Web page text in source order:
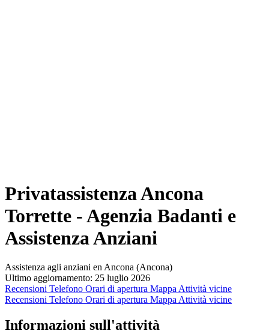
Privatassistenza Ancona
Torrette - Agenzia Badanti e
Assistenza Anziani
Assistenza agli anziani en Ancona (Ancona)
Ultimo aggiornamento: 25 luglio 2026
Recensioni Telefono Orari di apertura Mappa Attività vicine
Recensioni Telefono Orari di apertura Mappa Attività vicine
Informazioni sull'attività